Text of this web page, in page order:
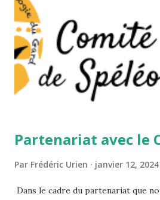
Partenariat avec le
Par Frédéric Urien janvier 12, 2024
Dans le cadre du partenariat que